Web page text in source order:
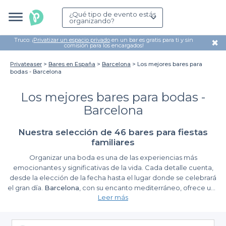
¿Qué tipo de evento estás
organizando?
Truco: ¡Privatizar un espacio privado en un bar es gratis para ti y sin
comisión para los encargados! ✖
Privateaser Bares en España Barcelona
Los mejores bares para
bodas - Barcelona
Los mejores bares para bodas -
Barcelona
Nuestra selección de 46 bares para fiestas
familiares
Organizar una boda es una de las experiencias más
emocionantes y significativas de la vida. Cada detalle cuenta,
desde la elección de la fecha hasta el lugar donde se celebrará
el gran día. Barcelona , con su encanto mediterráneo, ofrece una
variedad impresionante de bares que son perfectos para
Gótico hasta los rincones pintorescos de Gràcia, esta ciudad está
Facilidades de uso de Privateaser
Leer más